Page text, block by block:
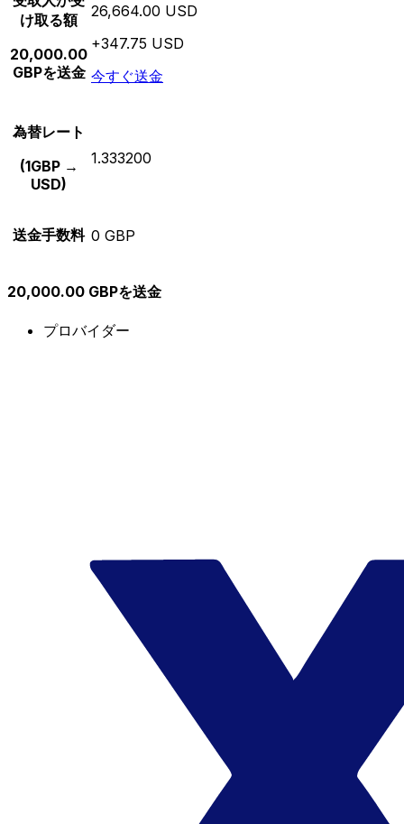
け取る額
20,000.00
GBPを送金
26,664.00 USD
+347.75 USD
今すぐ送金
為替レート
(1GBP →
USD)
1.333200
送金手数料 0 GBP
20,000.00 GBPを送金
プロバイダー